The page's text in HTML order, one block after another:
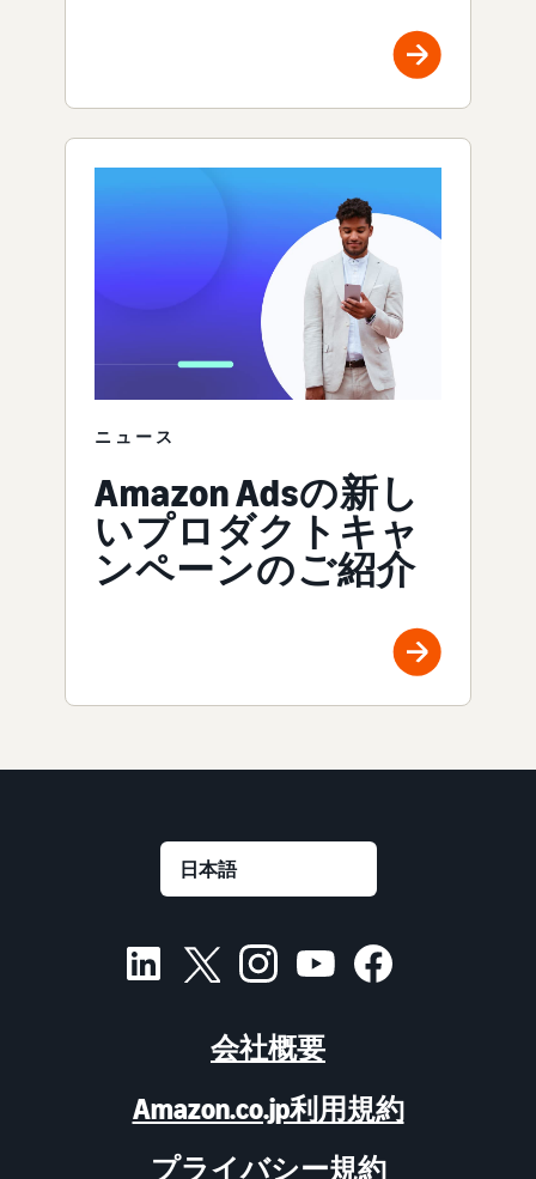
ニュース
Amazon Adsの新し
いプロダクトキャ
ンペーンのご紹介
会社概要
Amazon.co.jp利用規約
プライバシー規約